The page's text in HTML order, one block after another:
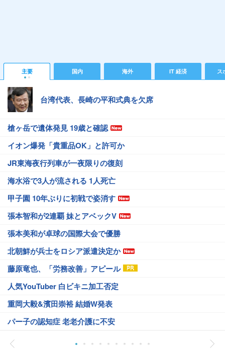
主要 国内 海外 IT 経済 ス
台湾代表、長崎の平和式典を欠席
槍ヶ岳で遺体発見 19歳と確認
イオン爆発「貴重品OK」と許可か
JR東海夜行列車が一夜限りの復刻
海水浴で3人が流される 1人死亡
甲子園 10年ぶりに初戦で姿消す
張本智和が2連覇 妹とアベックV
張本美和が卓球の国際大会で優勝
北朝鮮が兵士をロシア派遣決定か
藤原竜也、「労務改善」アピール
人気YouTuber 白ビキニ加工否定
重岡大毅&濱田崇裕 結婚W発表
パー子の認知症 老老介護に不安